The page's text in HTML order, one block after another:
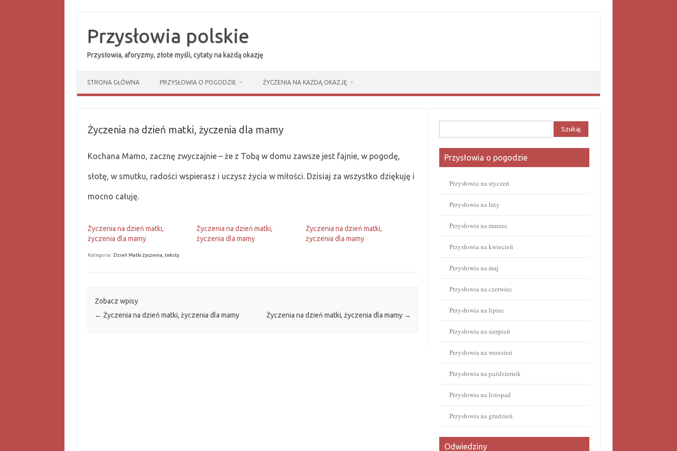
treściPrzysłowia polskie
Przysłowia, aforyzmy, złote myśli, cytaty na każdą okazję
STRONA GŁÓWNA PRZYSŁOWIA O POGODZIE ŻYCZENIA NA KAŻDĄ OKAZJĘ
Życzenia na dzień matki, życzenia dla mamy
Kochana Mamo, zacznę zwy­czajnie – że z Tobą w domu zawsze jest fajnie, w pogodę,
słotę, w smut­ku, radości wspierasz i uczysz życia w miłości. Dzisiaj za wszystko dzię­kuję i
mocno całuję.
Życzenia na dzień matki,
życzenia dla mamy
Życzenia na dzień matki,
życzenia dla mamy
Życzenia na dzień matki,
życzenia dla mamy
Kategoria: Dzień Matki życzenia, teksty
Zobacz wpisy
← Życzenia na dzień matki, życzenia dla mamy Życzenia na dzień matki, życzenia dla mamy →
Przysłowia o pogodzie
Przysłowia na styczeń
Przysłowia na luty
Przysłowia na marzec
Przysłowia na kwiecień
Przysłowia na maj
Przysłowia na czerwiec
Przysłowia na lipiec
Przysłowia na sierpień
Przysłowia na wrzesień
Przysłowia na październik
Przysłowia na listopad
Przysłowia na grudzień
Odwiedziny